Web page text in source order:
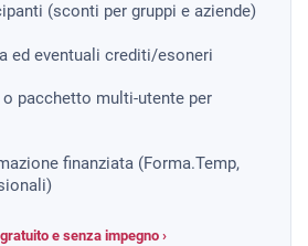
(sconti per gruppi e aziende)
ed eventuali crediti/esoneri
pacchetto multi-utente per
finanziata (Forma.Temp,
e senza impegno ›